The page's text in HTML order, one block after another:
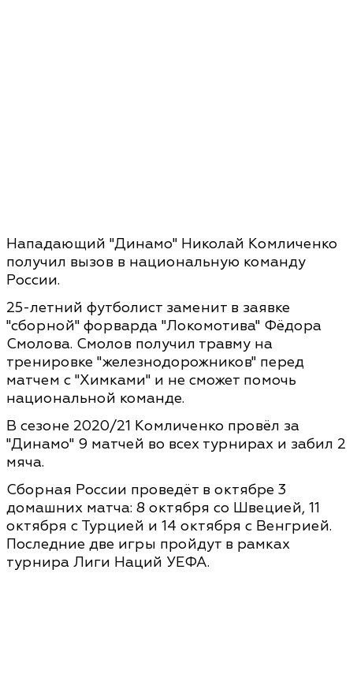
Нападающий "Динамо" Николай Комличенко
получил вызов в национальную команду
России.
25-летний футболист заменит в заявке
"сборной" форварда "Локомотива" Фёдора
Смолова. Смолов получил травму на
тренировке "железнодорожников" перед
матчем с "Химками" и не сможет помочь
национальной команде.
В сезоне 2020/21 Комличенко провёл за
"Динамо" 9 матчей во всех турнирах и забил 2
мяча.
Сборная России проведёт в октябре 3
домашних матча: 8 октября со Швецией, 11
октября с Турцией и 14 октября с Венгрией.
Последние две игры пройдут в рамках
турнира Лиги Наций УЕФА.